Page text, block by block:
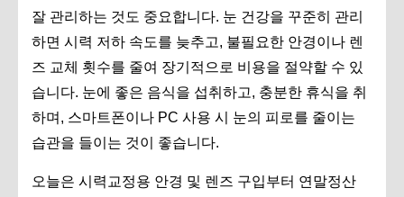
잘 관리하는 것도 중요합니다. 눈 건강을 꾸준히 관리
하면 시력 저하 속도를 늦추고, 불필요한 안경이나 렌
즈 교체 횟수를 줄여 장기적으로 비용을 절약할 수 있
습니다. 눈에 좋은 음식을 섭취하고, 충분한 휴식을 취
하며, 스마트폰이나 PC 사용 시 눈의 피로를 줄이는
습관을 들이는 것이 좋습니다.
오늘은 시력교정용 안경 및 렌즈 구입부터 연말정산